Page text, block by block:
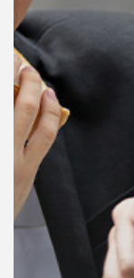
เพลง
บทความ
ข่าว
และ
กิจกรรม